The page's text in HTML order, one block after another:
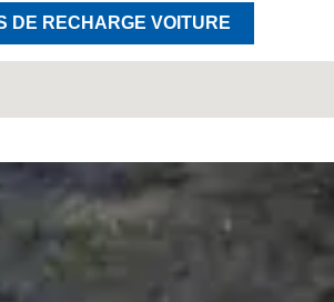
DE RECHARGE VOITURE